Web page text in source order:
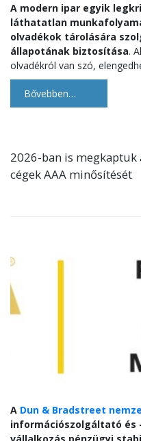
A modern ipar egyik
láthatatlan
olvadékok tárolására
állapotának biztosítása.
olvadékról van szó,
Bővebben…
2026-ban is
cégek AAA minősítését
A Dun & Bradstreet
információszolgáltató és